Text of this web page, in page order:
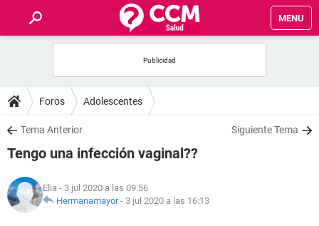
MENU
FOROS
SALUD
FAMILIA
NUTRICIÓN
Foros Adolescentes
Tema Anterior Siguiente Tema
Tengo una infección vaginal??
Elia - 3 jul 2020 a las 09:56
Hermanamayor- 3 jul 2020 a las 16:13